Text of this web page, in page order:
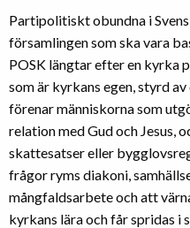
Partipolitiskt obundna i
församlingen som ska vara
POSK längtar efter en kyrka
som är kyrkans egen, styrd
förenar människorna som
relation med Gud och Jesus,
skattesatser eller
frågor ryms diakoni,
mångfaldsarbete och att
kyrkans lära och får spridas i